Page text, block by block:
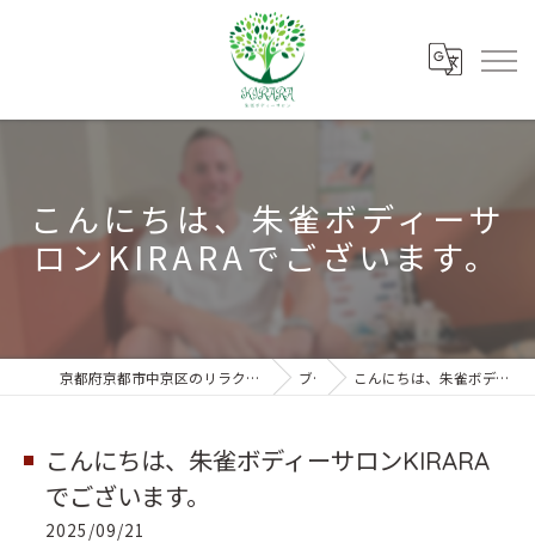
こんにちは、朱雀ボディーサ
ロンKIRARAでございます。
京都府京都市中京区のリラクゼーションなら朱雀ボディーサロンKIRARA ブログ こんにちは、朱雀ボディーサロンKIRARAでございます。
こんにちは、朱雀ボディーサロンKIRARA
でございます。
2025/09/21